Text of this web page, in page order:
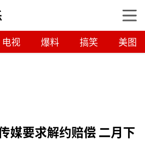
电视 爆料 搞笑 美图
媒要求解约赔偿 二月下